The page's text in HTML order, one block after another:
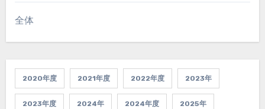
全体
2020年度 2021年度 2022年度 2023年
2023年度 2024年 2024年度 2025年